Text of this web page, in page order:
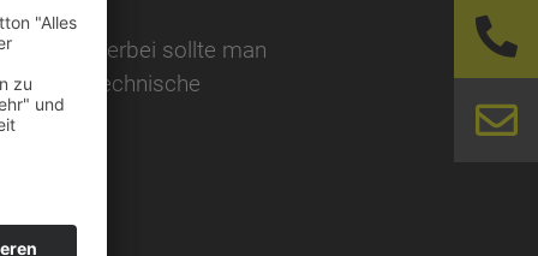
Hierbei sollte man
Technische